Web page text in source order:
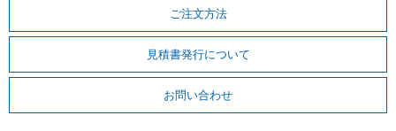
ご注文方法
見積書発行について
お問い合わせ